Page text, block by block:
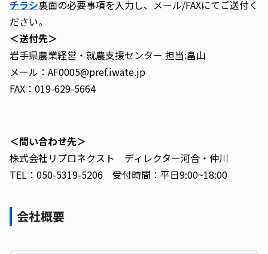
チラシ裏面の必要事項を入力し、メール/FAXにてご送付く
ださい。
＜送付先＞
岩手県農業経営・就農支援センター 担当:畠山
メール：AF0005@pref.iwate.jp
FAX：019-629-5664
＜問い合わせ先＞
株式会社リプロネクスト ディレクター河合・仲川
TEL：050-5319-5206 受付時間：平日9:00~18:00
会社概要